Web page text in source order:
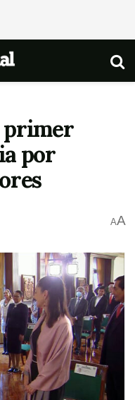
primer
por
AA